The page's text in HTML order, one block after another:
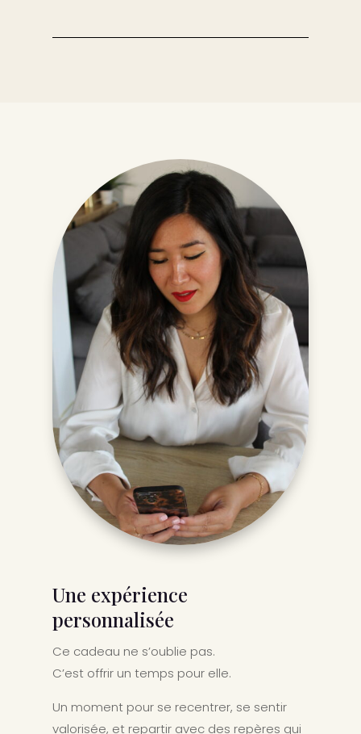
Une expérience
personnalisée
Ce cadeau ne s’oublie pas.
C’est offrir un temps pour elle.
Un moment pour se recentrer, se sentir
valorisée, et repartir avec des repères qui